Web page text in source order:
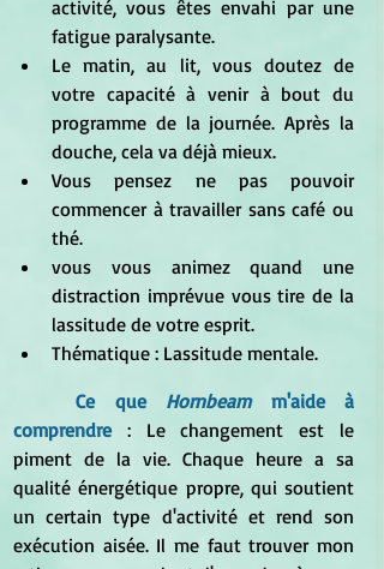
activité, vous êtes envahi par une
fatigue paralysante.
Le matin, au lit, vous doutez de
votre capacité à venir à bout du
programme de la journée. Après la
douche, cela va déjà mieux.
Vous pensez ne pas pouvoir
commencer à travailler sans café ou
thé.
vous vous animez quand une
distraction imprévue vous tire de la
lassitude de votre esprit.
Thématique : Lassitude mentale.
Ce que Hornbeam m'aide à
comprendre : Le changement est le
piment de la vie. Chaque heure a sa
qualité énergétique propre, qui soutient
un certain type d'activité et rend son
exécution aisée. Il me faut trouver mon